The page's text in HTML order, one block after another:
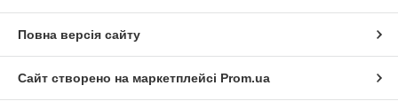
Повна версія сайту
Сайт створено на маркетплейсі Prom.ua